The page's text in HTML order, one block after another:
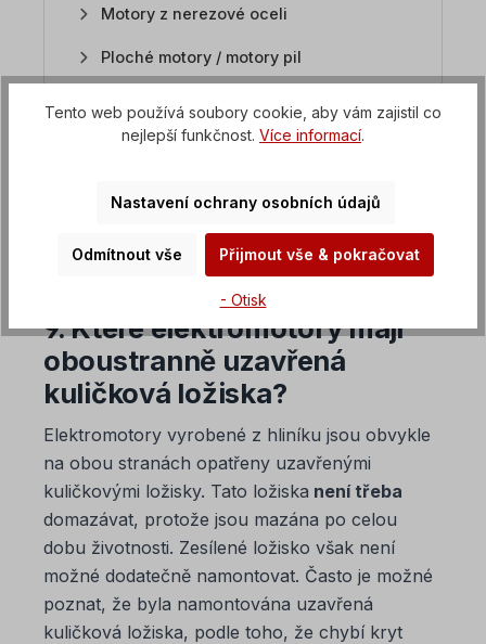
Motory z nerezové oceli
Ploché motory / motory pil
FAQ Frekvenční měniče
9. Které elektromotory mají
oboustranně uzavřená
kuličková ložiska?
Elektromotory vyrobené z hliníku jsou obvykle
na obou stranách opatřeny uzavřenými
kuličkovými ložisky. Tato ložiska není třeba
domazávat, protože jsou mazána po celou
dobu životnosti. Zesílené ložisko však není
možné dodatečně namontovat. Často je možné
poznat, že byla namontována uzavřená
kuličková ložiska, podle toho, že chybí kryt
Tento web používá soubory cookie, aby vám zajistil co
nejlepší funkčnost. Více informací.
Nastavení ochrany osobních údajů
Odmítnout vše Přijmout vše & pokračovat
- Otisk